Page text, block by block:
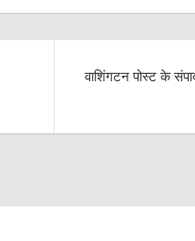
वाशिंगटन पोस्ट के